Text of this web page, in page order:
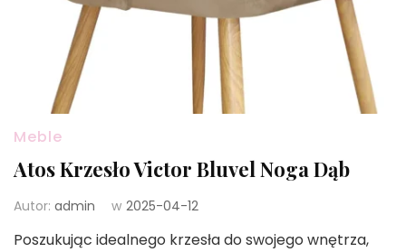
Meble
Atos Krzesło Victor Bluvel Noga Dąb
Autor: admin w 2025-04-12
Poszukując idealnego krzesła do swojego wnętrza,